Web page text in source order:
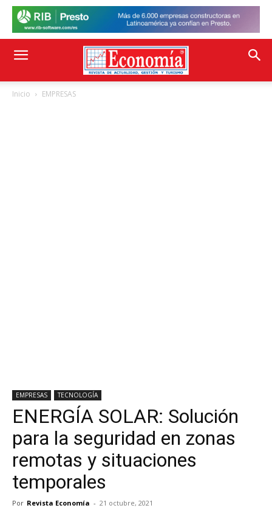
Inicio EMPRESAS
EMPRESAS TECNOLOGÍA
ENERGÍA SOLAR: Solución
para la seguridad en zonas
remotas y situaciones
temporales
Por Revista Economía - 21 octubre, 2021